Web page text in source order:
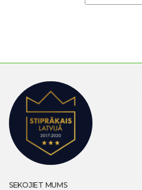
SEKOJIET MUMS